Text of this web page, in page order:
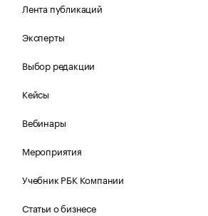
Лента публикаций
Эксперты
Выбор редакции
Кейсы
Вебинары
Мероприятия
Учебник РБК Компании
Статьи о бизнесе